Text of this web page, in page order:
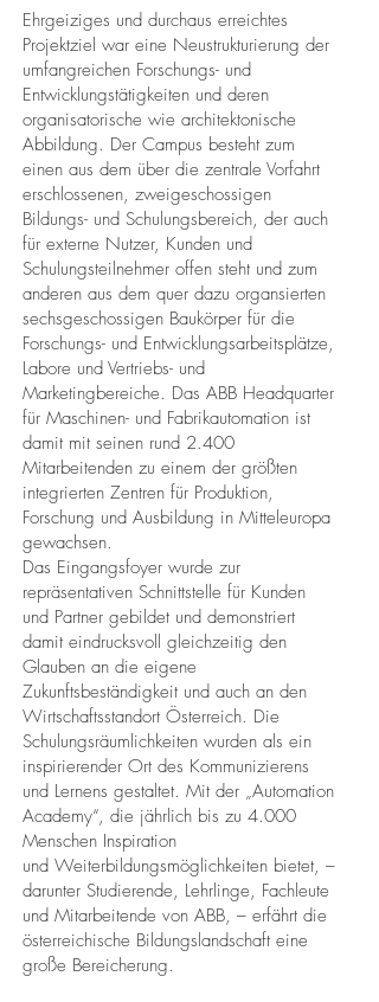
Ehrgeiziges und durchaus erreichtes
Projektziel war eine Neustrukturierung der
umfangreichen Forschungs- und
Entwicklungstätigkeiten und deren
organisatorische wie architektonische
Abbildung. Der Campus besteht zum
einen aus dem über die zentrale Vorfahrt
erschlossenen, zweigeschossigen
Bildungs- und Schulungsbereich, der auch
für externe Nutzer, Kunden und
Schulungsteilnehmer offen steht und zum
anderen aus dem quer dazu organsierten
sechsgeschossigen Baukörper für die
Forschungs- und Entwicklungsarbeitsplätze,
Labore und Vertriebs- und
Marketingbereiche. Das ABB Headquarter
für Maschinen- und Fabrikautomation ist
damit mit seinen rund 2.400
Mitarbeitenden zu einem der größten
integrierten Zentren für Produktion,
Forschung und Ausbildung in Mitteleuropa
gewachsen.
Das Eingangsfoyer wurde zur
repräsentativen Schnittstelle für Kunden
und Partner gebildet und demonstriert
damit eindrucksvoll gleichzeitig den
Glauben an die eigene
Zukunftsbeständigkeit und auch an den
Wirtschaftsstandort Österreich. Die
Schulungsräumlichkeiten wurden als ein
inspirierender Ort des Kommunizierens
und Lernens gestaltet. Mit der „Automation
Academy“, die jährlich bis zu 4.000
Menschen Inspiration
und Weiterbildungsmöglichkeiten bietet, –
darunter Studierende, Lehrlinge, Fachleute
und Mitarbeitende von ABB, – erfährt die
österreichische Bildungslandschaft eine
große Bereicherung.